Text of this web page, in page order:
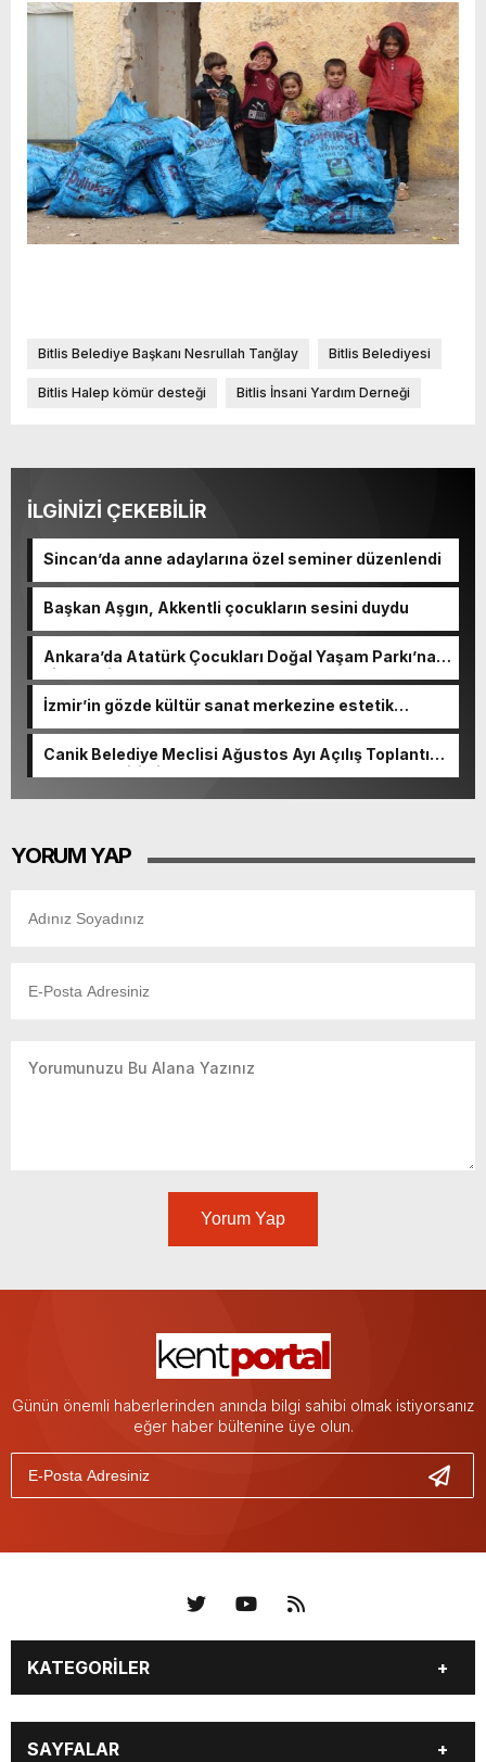
Bitlis Belediye Başkanı Nesrullah Tanğlay Bitlis Belediyesi
Bitlis Halep kömür desteği Bitlis İnsani Yardım Derneği
İLGİNİZİ ÇEKEBİLİR
Sincan’da anne adaylarına özel seminer düzenlendi
Başkan Aşgın, Akkentli çocukların sesini duydu
Ankara’da Atatürk Çocukları Doğal Yaşam Parkı’na
ziyaretçi akını
İzmir’in gözde kültür sanat merkezine estetik
Canik Belediye Meclisi Ağustos Ayı Açılış Toplantısı
gerçekleştirildi
YORUM YAP
Yorum Yap
Günün önemli haberlerinden anında bilgi sahibi olmak istiyorsanız
eğer haber bültenine üye olun.
KATEGORİLER
KÜNYE BİZE ULAŞIN
SAYFALAR